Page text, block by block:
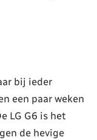
bij ieder
een paar weken
LG G6 is het
de hevige